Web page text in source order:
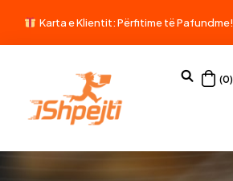
Karta e Klientit: Përfitime të Pafundme!
(0)